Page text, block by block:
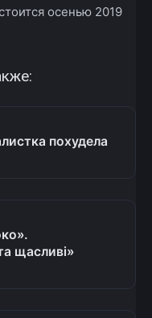
осенью 2019
похудела
щасливі»